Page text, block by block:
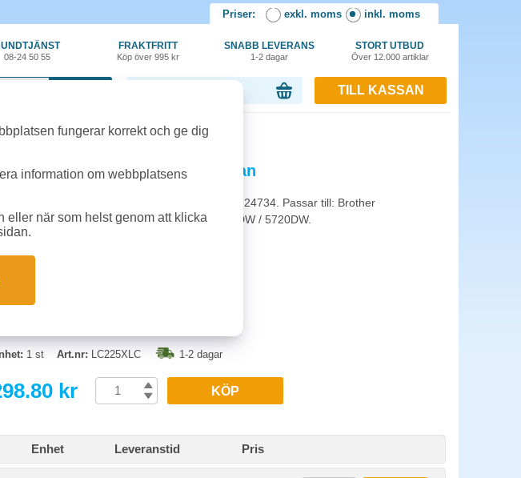
Priser: exkl. moms inkl. moms
08-24 50 55
FRAKTFRITT
Köp över 995 kr
SNABB LEVERANS
1-2 dagar
STORT UTBUD
Över 12.000 artiklar
TILL KASSAN
Bläck Brother LC225XLC 1,2k cyan
Brother LC225XLC 1,2k cyan
Ca. 1.200 sidor i enlighet med ISO/IEC 24734. Passar till: Brother
/ MFCJ4620DW / 5320DW / 5620DW / 5720DW.
1 st Art.nr: LC225XLC 1-2 dagar
kr KÖP
Enhet Leveranstid Pris
fungerar korrekt och ge dig
information om webbplatsens
eller när som helst genom att klicka